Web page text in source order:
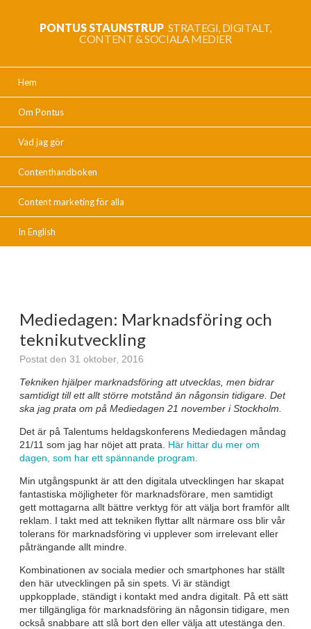
PONTUS STAUNSTRUP STRATEGI, DIGITALT,
CONTENT & SOCIALA MEDIER
Hem
Om Pontus
Vad jag gör
Contenthandboken
Content marketing för alla
In English
Mediedagen: Marknadsföring och
teknikutveckling
Postat den 31 oktober, 2016
Tekniken hjälper marknadsföring att utvecklas, men bidrar
samtidigt till ett allt större motstånd än någonsin tidigare. Det
ska jag prata om på Mediedagen 21 november i Stockholm.
Det är på Talentums heldagskonferens Mediedagen måndag
21/11 som jag har nöjet att prata. Här hittar du mer om
dagen, som har ett spännande program.
Min utgångspunkt är att den digitala utvecklingen har skapat
fantastiska möjligheter för marknadsförare, men samtidigt
gett mottagarna allt bättre verktyg för att välja bort framför allt
reklam. I takt med att tekniken flyttar allt närmare oss blir vår
tolerans för marknadsföring vi upplever som irrelevant eller
påträngande allt mindre.
Kombinationen av sociala medier och smartphones har ställt
den här utvecklingen på sin spets. Vi är ständigt
uppkopplade, ständigt i kontakt med andra digitalt. På ett sätt
mer tillgängliga för marknadsföring än någonsin tidigare, men
också snabbare att slå bort den eller välja att utestänga den.